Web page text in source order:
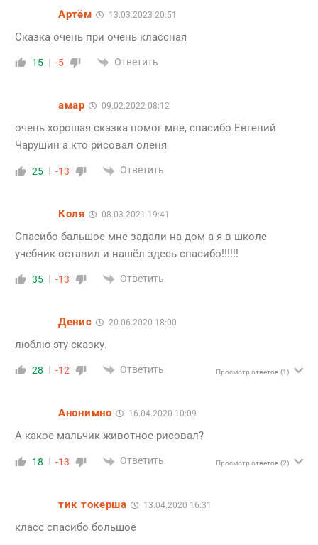
Артём 13.03.2023 20:51
Сказка очень при очень классная
15 -5 Ответить
амар 09.02.2022 08:12
очень хорошая сказка помог мне, спасибо Евгений
Чарушин а кто рисовал оленя
25 -13 Ответить
Коля 08.03.2021 19:41
Спасибо бальшое мне задали на дом а я в школе
учебник оставил и нашёл здесь спасибо!!!!!!
35 -13 Ответить
Денис 20.06.2020 18:00
люблю эту сказку.
28 -12 Ответить Просмотр ответов (1)
Анонимно 16.04.2020 10:09
А какое мальчик животное рисовал?
18 -13 Ответить Просмотр ответов (2)
тик токерша 13.04.2020 16:31
класс спасибо большое